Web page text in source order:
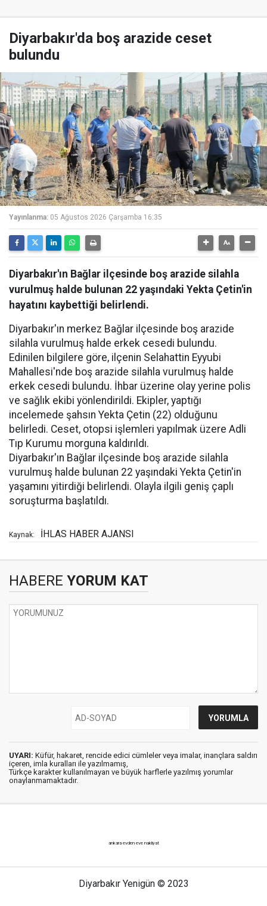
Diyarbakır'da boş arazide ceset
bulundu
Yayınlanma: 05 Ağustos 2026 Çarşamba 16:35
Diyarbakır'ın Bağlar ilçesinde boş arazide silahla
vurulmuş halde bulunan 22 yaşındaki Yekta Çetin'in
hayatını kaybettiği belirlendi.
Diyarbakır'ın merkez Bağlar ilçesinde boş arazide
silahla vurulmuş halde erkek cesedi bulundu.
Edinilen bilgilere göre, ilçenin Selahattin Eyyubi
Mahallesi'nde boş arazide silahla vurulmuş halde
erkek cesedi bulundu. İhbar üzerine olay yerine polis
ve sağlık ekibi yönlendirildi. Ekipler, yaptığı
incelemede şahsın Yekta Çetin (22) olduğunu
belirledi. Ceset, otopsi işlemleri yapılmak üzere Adli
Tıp Kurumu morguna kaldırıldı.
Diyarbakır'ın Bağlar ilçesinde boş arazide silahla
vurulmuş halde bulunan 22 yaşındaki Yekta Çetin'in
yaşamını yitirdiği belirlendi. Olayla ilgili geniş çaplı
soruşturma başlatıldı.
Kaynak: İHLAS HABER AJANSI
HABERE YORUM KAT
UYARI: Küfür, hakaret, rencide edici cümleler veya imalar, inançlara saldırı
içeren, imla kuralları ile yazılmamış,
Türkçe karakter kullanılmayan ve büyük harflerle yazılmış yorumlar
onaylanmamaktadır.
ankara evden eve nakliyat
Diyarbakır Yenigün © 2023